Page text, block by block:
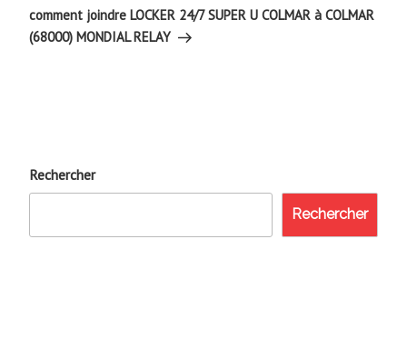
suivant
comment joindre LOCKER 24/7 SUPER U COLMAR à COLMAR
(68000) MONDIAL RELAY
Rechercher
Rechercher